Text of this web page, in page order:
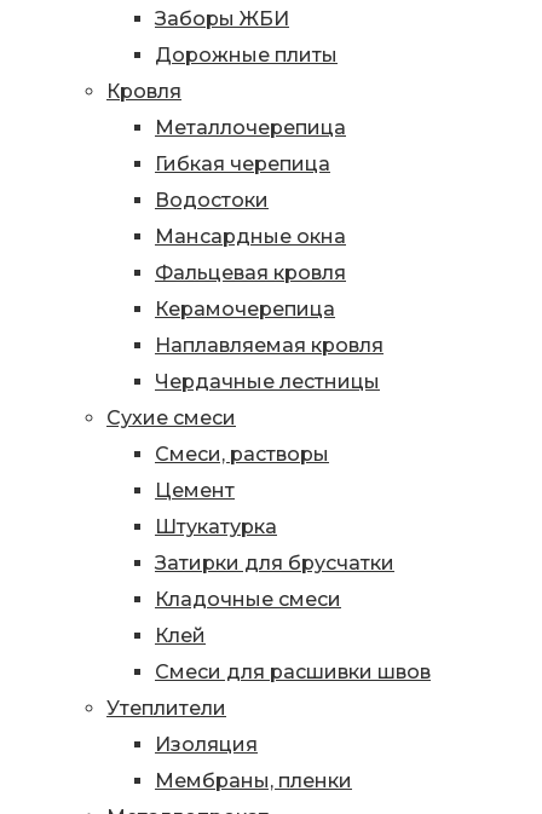
Заборы ЖБИ
Дорожные плиты
Кровля
Металлочерепица
Гибкая черепица
Водостоки
Мансардные окна
Фальцевая кровля
Керамочерепица
Наплавляемая кровля
Чердачные лестницы
Сухие смеси
Смеси, растворы
Цемент
Штукатурка
Затирки для брусчатки
Кладочные смеси
Клей
Смеси для расшивки швов
Утеплители
Изоляция
Мембраны, пленки